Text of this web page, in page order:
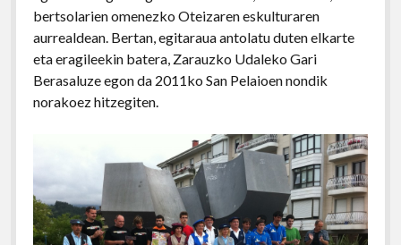
bertsolarien omenezko Oteizaren eskulturaren
aurrealdean. Bertan, egitaraua antolatu duten elkarte
eta eragileekin batera, Zarauzko Udaleko Gari
Berasaluze egon da 2011ko San Pelaioen nondik
norakoez hitzegiten.